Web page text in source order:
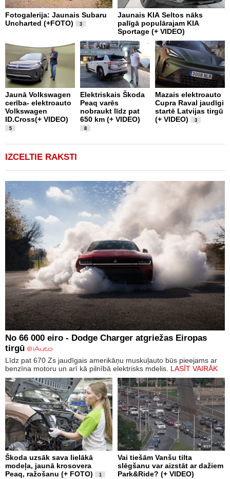
Fotogalerija: Jaunais Subaru
Uncharted (+FOTO)
3
Jaunais KIA Seltos nāks
palīgā populārajam KIA
Sportage (+ VIDEO)
Jaunā Volkswagen
cerība- elektroauto
Volkswagen
ID.Cross(+ VIDEO)
5
Elektriskais Škoda
Peaq varēs
nobraukt līdz pat
650 km (+ VIDEO)
8
Mazais elektroauto
Cupra Raval jaudīgi
startē Latvijas tirgū
(+ VIDEO)
3
IZCELTIE RAKSTI
No 66 000 eiro - Dodge Charger atgriežas Eiropas
tirgū
Līdz pat 670 Zs jaudīgais amerikāņu muskuļauto būs pieejams ar
benzīna motoru un arī kā pilnībā elektrisks mdelis. LASĪT VAIRĀK
Škoda uzsāk sava lielākā
modeļa, jaunā krosovera
Peaq, ražošanu (+ FOTO)
1
Vai tiešām Vanšu tilta
slēgšanu var aizstāt ar dažiem
Park&Ride? (+ VIDEO)